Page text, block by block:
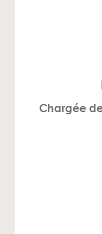
Chargée